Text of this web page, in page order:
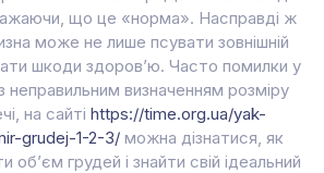
що це «норма». Насправді ж
може не лише псувати зовнішній
шкоди здоров’ю. Часто помилки у
з неправильним визначенням розміру
на сайті https://time.org.ua/yak-
grudej-1-2-3/можна дізнатися, як
об’єм грудей і знайти свій ідеальний